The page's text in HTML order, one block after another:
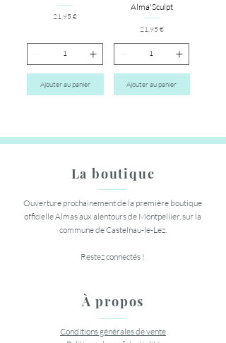
Prix
21,95 €
Ajouter au panier
Alma'Sculpt
Prix
21,95 €
Ajouter au panier
La boutique
Ouverture prochainement de la première boutique
officielle Almas aux alentours de Montpellier, sur la
commune de Castelnau-le-Lez.
Restez connectés !
À propos
Conditions générales de vente